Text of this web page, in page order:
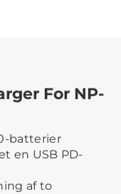
For NP-
batterier
en USB PD-
af to